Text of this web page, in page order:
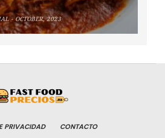
OCTOBER, 2023
PRIVACIDAD CONTACTO